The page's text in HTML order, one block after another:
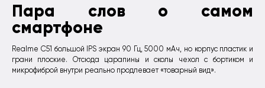
Пара слов о самом
смартфоне
Realme C51 большой IPS экран 90 Гц, 5000 мАч, но корпус пластик и
грани плоские. Отсюда царапины и сколы чехол с бортиком и
микрофиброй внутри реально продлевает «товарный вид».